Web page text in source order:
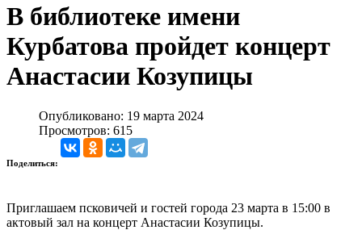
В библиотеке имени
Курбатова пройдет концерт
Анастасии Козупицы
Опубликовано: 19 марта 2024
Просмотров: 615
Поделиться:
Приглашаем псковичей и гостей города 23 марта в 15:00 в
актовый зал на концерт Анастасии Козупицы.